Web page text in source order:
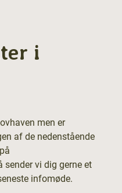
i
men er
af de nedenstående
sender vi dig gerne et
infomøde.